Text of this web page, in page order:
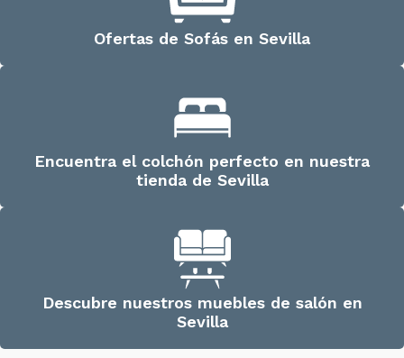
Ofertas de Sofás en Sevilla
Encuentra el colchón perfecto en nuestra
tienda de Sevilla
Descubre nuestros muebles de salón en
Sevilla